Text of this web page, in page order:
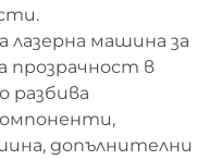
машина за
прозрачност в
разбива
допълнителни